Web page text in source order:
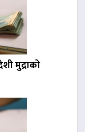
मुद्राको